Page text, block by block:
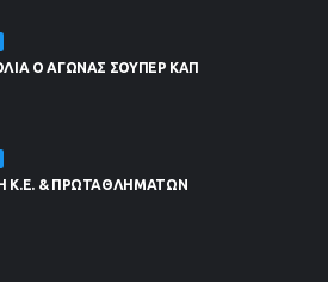
Ο ΑΓΩΝΑΣ ΣΟΥΠΕΡ ΚΑΠ
Κ.Ε. & ΠΡΩΤΑΘΛΗΜΑΤΩΝ